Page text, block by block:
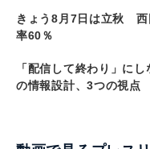
きょう8月7日は立秋 西
率60％
「配信して終わり」に
の情報設計、3つの視点